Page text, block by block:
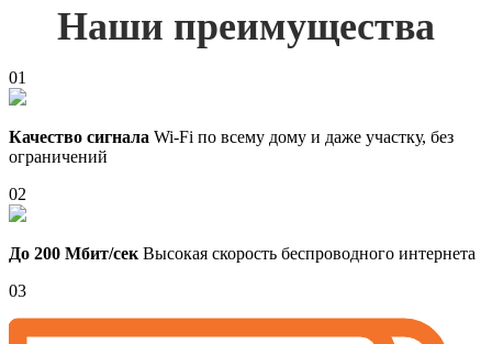
Наши преимущества
01
Качество сигнала Wi-Fi по всему дому и даже участку, без
ограничений
02
До 200 Мбит/сек Высокая скорость беспроводного интернета
03